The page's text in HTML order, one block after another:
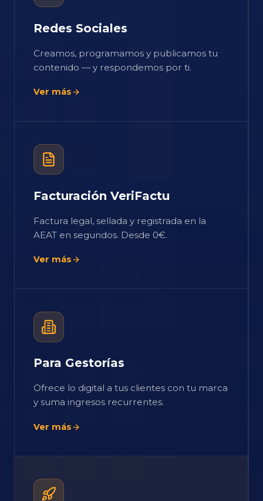
Redes Sociales
Creamos, programamos y publicamos tu
contenido — y respondemos por ti.
Ver más
Facturación VeriFactu
Factura legal, sellada y registrada en la
AEAT en segundos. Desde 0€.
Ver más
Para Gestorías
Ofrece lo digital a tus clientes con tu marca
y suma ingresos recurrentes.
Ver más